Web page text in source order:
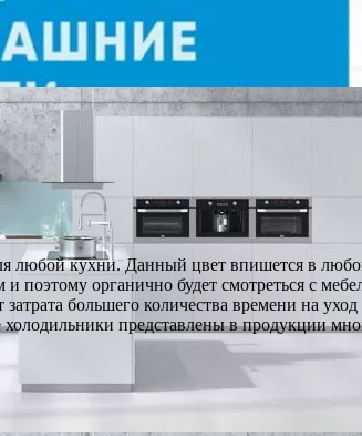
любой кухни. Данный цвет впишется в
органично будет смотреться с
большего количества времени на
представлены в продукции